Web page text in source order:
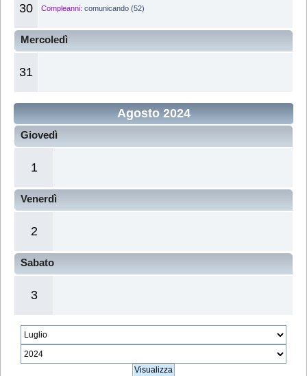
30 Compleanni: comunicando (52)
Mercoledì
31
Agosto 2024
Giovedì
1
Venerdì
2
Sabato
3